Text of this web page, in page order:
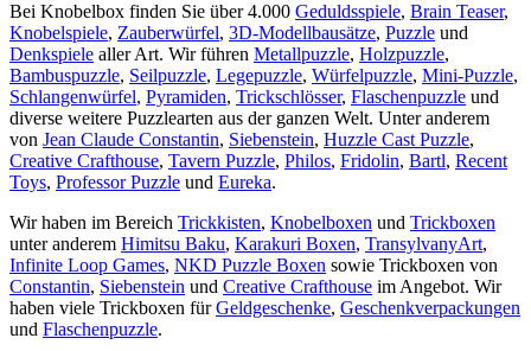
Bei Knobelbox finden Sie über 4.000 Geduldsspiele, Brain Teaser,
Knobelspiele, Zauberwürfel, 3D-Modellbausätze, Puzzle und
Denkspiele aller Art. Wir führen Metallpuzzle, Holzpuzzle,
Bambuspuzzle, Seilpuzzle, Legepuzzle, Würfelpuzzle, Mini-Puzzle,
Schlangenwürfel, Pyramiden, Trickschlösser, Flaschenpuzzle und
diverse weitere Puzzlearten aus der ganzen Welt. Unter anderem
von Jean Claude Constantin, Siebenstein, Huzzle Cast Puzzle,
Creative Crafthouse, Tavern Puzzle, Philos, Fridolin, Bartl, Recent
Toys, Professor Puzzle und Eureka.
Wir haben im Bereich Trickkisten, Knobelboxen und Trickboxen
unter anderem Himitsu Baku, Karakuri Boxen, TransylvanyArt,
Infinite Loop Games, NKD Puzzle Boxen sowie Trickboxen von
Constantin, Siebenstein und Creative Crafthouse im Angebot. Wir
haben viele Trickboxen fürGeldgeschenke, Geschenkverpackungen
und Flaschenpuzzle.